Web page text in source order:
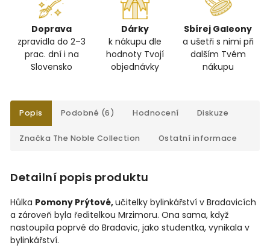
Doprava
zpravidla do 2–3
prac. dní i na
Slovensko
Dárky
k nákupu dle
hodnoty Tvojí
objednávky
Sbírej Galeony
a ušetři s nimi při
dalším Tvém
nákupu
Popis Podobné (6) Hodnocení Diskuze
Značka The Noble Collection Ostatní informace
Detailní popis produktu
Hůlka Pomony Prýtové,učitelky bylinkářství v Bradavicích
a zároveň byla ředitelkou Mrzimoru. Ona sama, když
nastoupila poprvé do Bradavic, jako studentka, vynikala v
bylinkářství.